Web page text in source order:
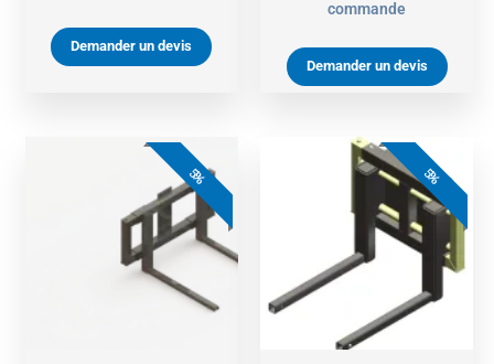
Demander un devis
commande
Demander un devis
5% 5%